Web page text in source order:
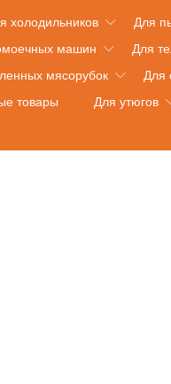
холодильников Для
машин Для
мясорубок Для
товары Для утюгов